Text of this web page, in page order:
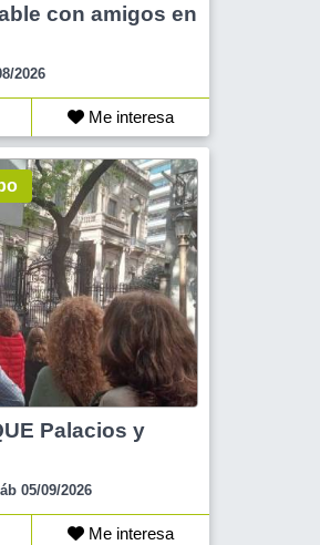
con amigos en
2026
Me interesa
Palacios y
05/09/2026
Me interesa